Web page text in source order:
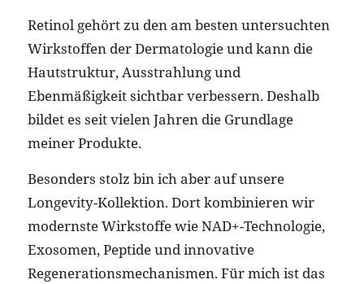
Retinol gehört zu den am besten untersuchten
Wirkstoffen der Dermatologie und kann die
Hautstruktur, Ausstrahlung und
Ebenmäßigkeit sichtbar verbessern. Deshalb
bildet es seit vielen Jahren die Grundlage
meiner Produkte.
Besonders stolz bin ich aber auf unsere
Longevity-Kollektion. Dort kombinieren wir
modernste Wirkstoffe wie NAD+-Technologie,
Exosomen, Peptide und innovative
Regenerationsmechanismen. Für mich ist das